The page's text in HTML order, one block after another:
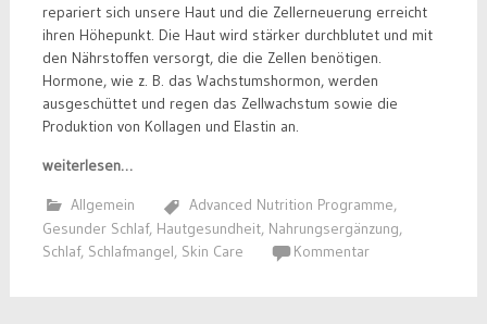
repariert sich unsere Haut und die Zellerneuerung erreicht
ihren Höhepunkt. Die Haut wird stärker durchblutet und mit
den Nährstoffen versorgt, die die Zellen benötigen.
Hormone, wie z. B. das Wachstumshormon, werden
ausgeschüttet und regen das Zellwachstum sowie die
Produktion von Kollagen und Elastin an.
weiterlesen…
Allgemein
Advanced Nutrition Programme,
Gesunder Schlaf, Hautgesundheit, Nahrungsergänzung,
Schlaf, Schlafmangel, Skin Care Kommentar